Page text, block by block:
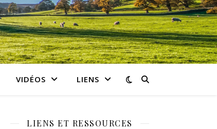
VIDÉOS LIENS
LIENS ET RESSOURCES